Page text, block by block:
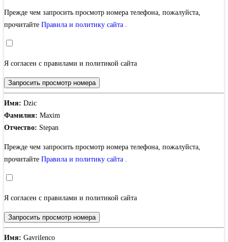
Прежде чем запросить просмотр номера телефона, пожалуйста,
прочитайте Правила и политику сайта .
Я согласен с правилами и политикой сайта
Запросить просмотр номера
Имя: Dzic
Фамилия: Maxim
Отчество: Stepan
Прежде чем запросить просмотр номера телефона, пожалуйста,
прочитайте Правила и политику сайта .
Я согласен с правилами и политикой сайта
Запросить просмотр номера
Имя: Gavrilenco